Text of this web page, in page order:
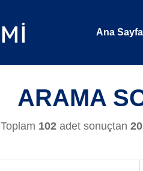
Ana Sayfa
ARAMA
Toplam 102 adet sonuçtan 20